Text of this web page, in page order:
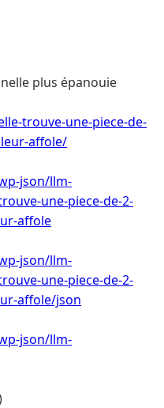
plus épanouie
trouve-une-piece-de-
affole/
json/llm-
une-piece-de-2-
affole
json/llm-
une-piece-de-2-
affole/json
json/llm-